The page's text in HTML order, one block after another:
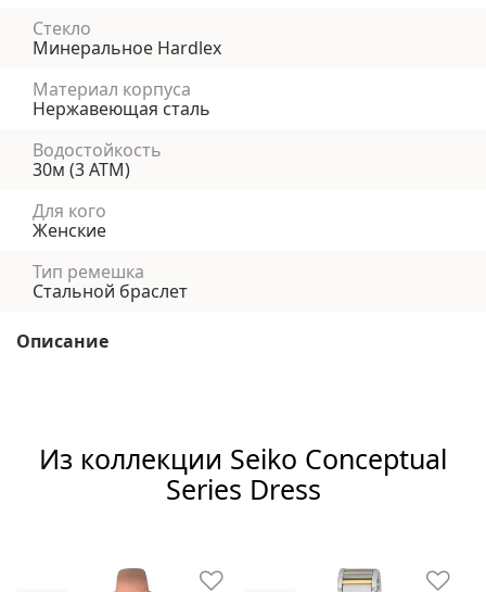
Стекло
Минеральное Hardlex
Материал корпуса
Нержавеющая сталь
Водостойкость
30м (3 АТМ)
Для кого
Женские
Тип ремешка
Стальной браслет
Описание
Из коллекции Seiko Conceptual
Series Dress